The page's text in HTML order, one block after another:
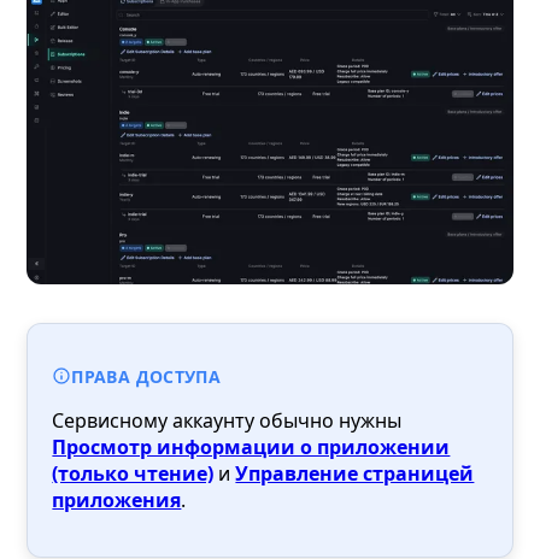
ПРАВА ДОСТУПА
Сервисному аккаунту обычно нужны
Просмотр информации о приложении
(только чтение) иУправление страницей
приложения.